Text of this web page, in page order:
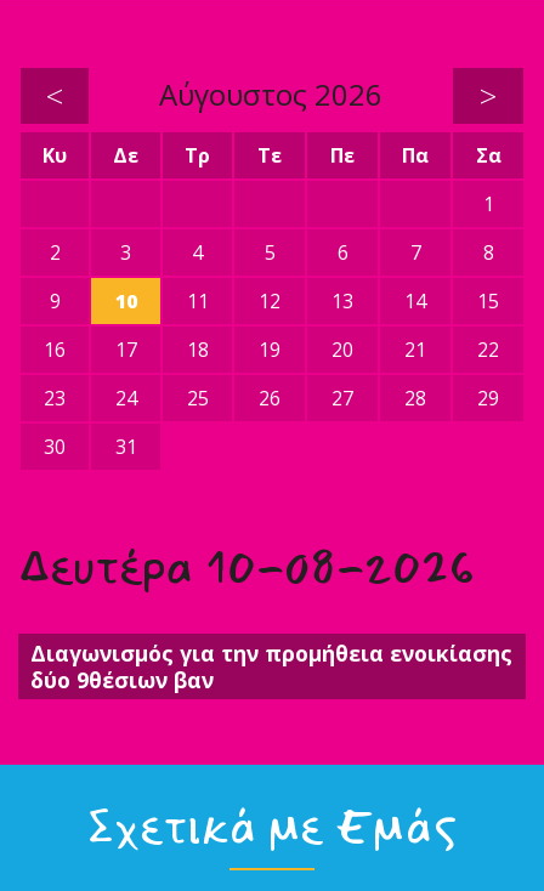
< Αύγουστος 2026 >
Κυ Δε Τρ Τε Πε Πα
Σα
1
2
3 4 5 6 7
8
9
10 11 12 13 14
15
16
17 18 19 20 21
22
23
24 25 26 27 28
29
30
31
Δευτέρα 10-08-2026
Διαγωνισμός για την προμήθεια ενοικίασης
δύο 9θέσιων βαν
Σχετικά με Εμάς